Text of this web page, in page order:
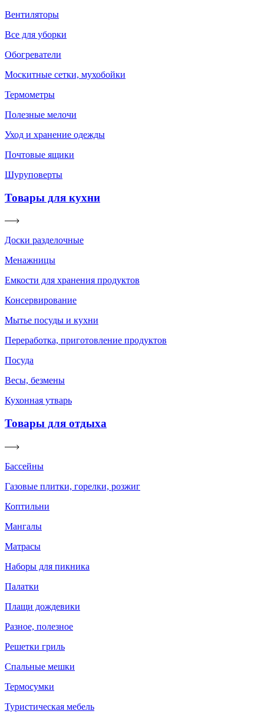
Вентиляторы
Все для уборки
Обогреватели
Москитные сетки, мухобойки
Термометры
Полезные мелочи
Уход и хранение одежды
Почтовые ящики
Шуруповерты
Товары для кухни
Доски разделочные
Менажницы
Емкости для хранения продуктов
Консервирование
Мытье посуды и кухни
Переработка, приготовление продуктов
Посуда
Весы, безмены
Кухонная утварь
Товары для отдыха
Бассейны
Газовые плитки, горелки, розжиг
Коптильни
Мангалы
Матрасы
Наборы для пикника
Палатки
Плащи дождевики
Разное, полезное
Решетки гриль
Спальные мешки
Термосумки
Туристическая мебель